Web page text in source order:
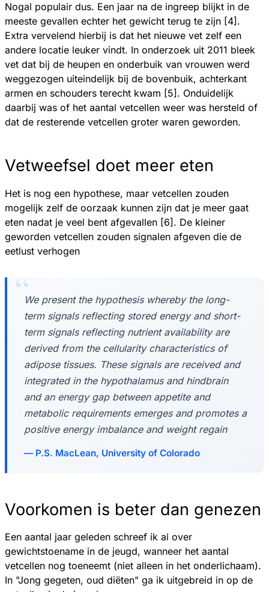
Nogal populair dus. Een jaar na de ingreep blijkt in de
meeste gevallen echter het gewicht terug te zijn [4].
Extra vervelend hierbij is dat het nieuwe vet zelf een
andere locatie leuker vindt. In onderzoek uit 2011 bleek
vet dat bij de heupen en onderbuik van vrouwen werd
weggezogen uiteindelijk bij de bovenbuik, achterkant
armen en schouders terecht kwam [5]. Onduidelijk
daarbij was of het aantal vetcellen weer was hersteld of
dat de resterende vetcellen groter waren geworden.
Vetweefsel doet meer eten
Het is nog een hypothese, maar vetcellen zouden
mogelijk zelf de oorzaak kunnen zijn dat je meer gaat
eten nadat je veel bent afgevallen [6]. De kleiner
geworden vetcellen zouden signalen afgeven die de
eetlust verhogen
We present the hypothesis whereby the long-
term signals reflecting stored energy and short-
term signals reflecting nutrient availability are
derived from the cellularity characteristics of
adipose tissues. These signals are received and
integrated in the hypothalamus and hindbrain
and an energy gap between appetite and
metabolic requirements emerges and promotes a
positive energy imbalance and weight regain
P.S. MacLean, University of Colorado
Voorkomen is beter dan genezen
Een aantal jaar geleden schreef ik al over
gewichtstoename in de jeugd, wanneer het aantal
vetcellen nog toeneemt (niet alleen in het onderlichaam).
In "Jong gegeten, oud diëten" ga ik uitgebreid in op de